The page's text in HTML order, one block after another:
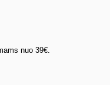
nuo 39€.